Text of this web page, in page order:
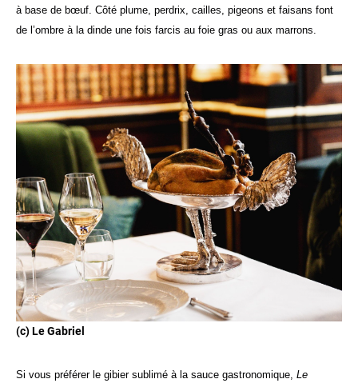
à base de bœuf. Côté plume, perdrix, cailles, pigeons et faisans font
de l’ombre à la dinde une fois farcis au foie gras ou aux marrons.
(c) Le Gabriel
Si vous préférer le gibier sublimé à la sauce gastronomique, Le